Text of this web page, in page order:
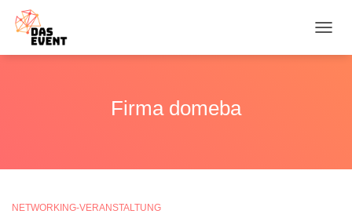
Firma domeba
NETWORKING-VERANSTALTUNG